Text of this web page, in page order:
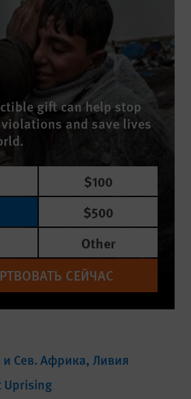
gift can help stop
and save lives
$100
$500
Other
СЕЙЧАС
Сев. Африка Ливия
Uprising